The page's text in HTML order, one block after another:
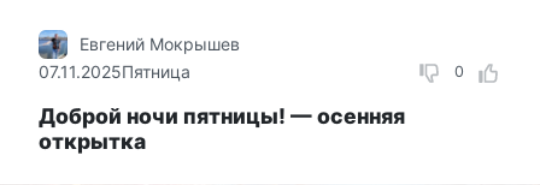
0
Евгений Мокрышев
07.11.2025Пятница
Доброй ночи пятницы! — осенняя
открытка